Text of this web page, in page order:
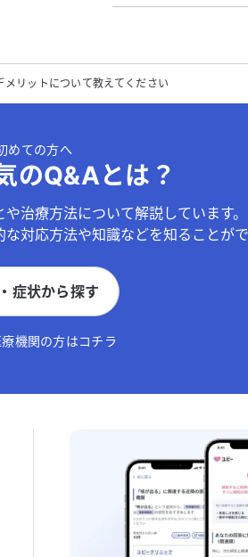
メリットについて教えてください
めての方へ
のQ&Aとは？
治療方法について解説しています
対応方法や知識などを知ることがで
症状から探す
機関の方はコチラ